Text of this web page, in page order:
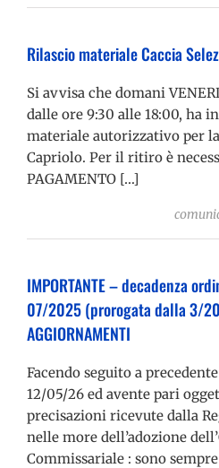
Rilascio materiale Caccia
Si avvisa che domani
dalle ore 9:30 alle 18:00, ha
materiale autorizzativo per
Capriolo. Per il ritiro è
PAGAMENTO […]
IMPORTANTE – decadenza
07/2025 (prorogata dalla 3/
AGGIORNAMENTI
Facendo seguito a
12/05/26 ed avente pari
precisazioni ricevute dalla
nelle more dell’adozione
Commissariale : sono